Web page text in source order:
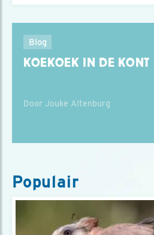
Blog
KOEKOEK IN DE KONT
Door Jouke Altenburg
Populair